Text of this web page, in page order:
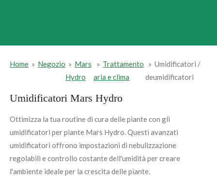
Home » Negozio » Mars
Hydro
» Trattamento
aria e clima
» Umidificatori /
deumidificatori
Umidificatori Mars Hydro
Ottimizza la tua routine di cura delle piante con gli
umidificatori per piante Mars Hydro. Questi avanzati
umidificatori offrono impostazioni di nebulizzazione
regolabili e controllo costante dell'umidità per creare
l'ambiente ideale per la crescita delle piante.